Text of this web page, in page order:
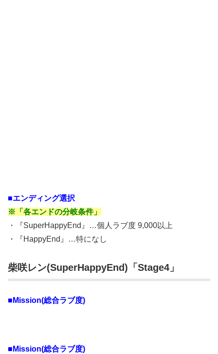
■エンディング選択
※「各エンドの分岐条件」
・『SuperHappyEnd』…個人ラブ度 9,000以上
・『HappyEnd』…特になし
柴咲レン(SuperHappyEnd)「Stage4」
■Mission(総合ラブ度)
■Mission(総合ラブ度)